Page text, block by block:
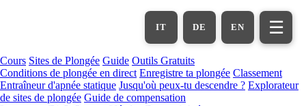
EN
DE
IT ☰
Cours Sites de Plongée Guide Outils Gratuits
Conditions de plongée en direct Enregistre ta plongée Classement
Entraîneur d'apnée statique Jusqu'où peux-tu descendre ? Explorateur
de sites de plongée Guide de compensation